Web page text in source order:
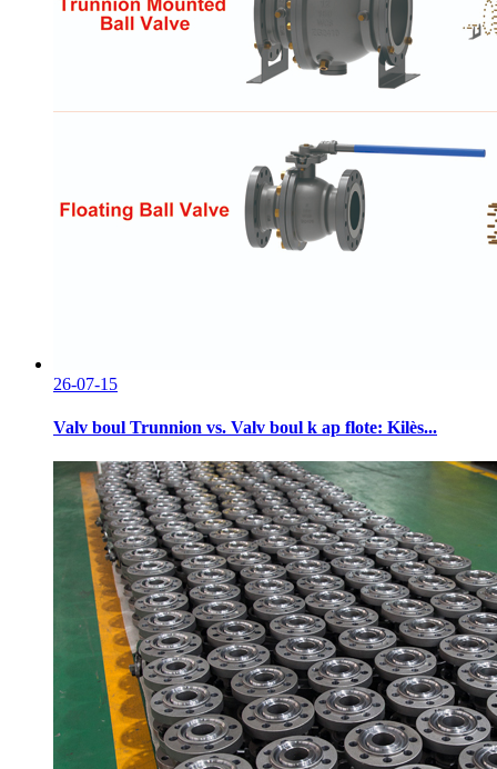
26-07-15
Valv boul Trunnion vs. Valv boul k ap flote: Kilès...